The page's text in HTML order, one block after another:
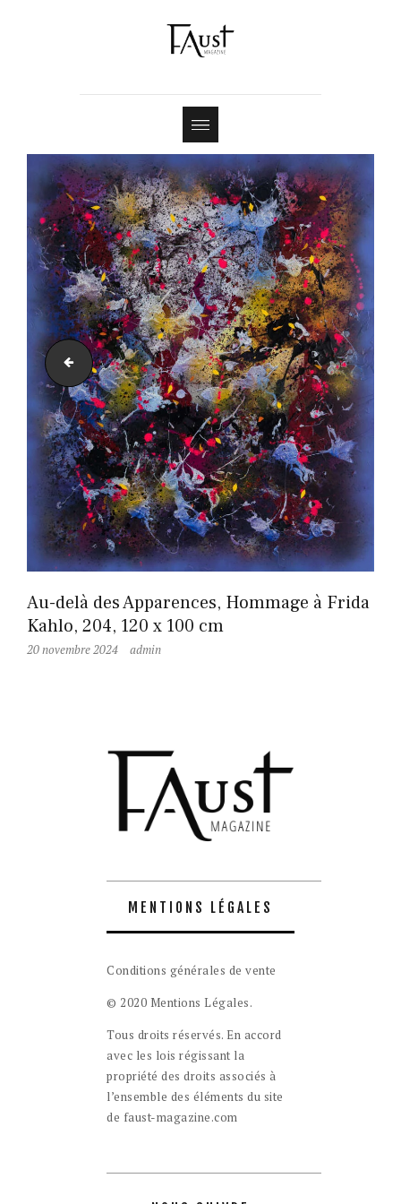
Anatomie d_une Joconde - Hommage à Léonard De Vinci,
Au-delà des Apparences, Hommage à Frida
Kahlo, 204, 120 x 100 cm
20 novembre 2024 admin
MENTIONS LÉGALES
Conditions générales de vente
© 2020 Mentions Légales.
Tous droits réservés. En accord
avec les lois régissant la
propriété des droits associés à
l’ensemble des éléments du site
de faust-magazine.com